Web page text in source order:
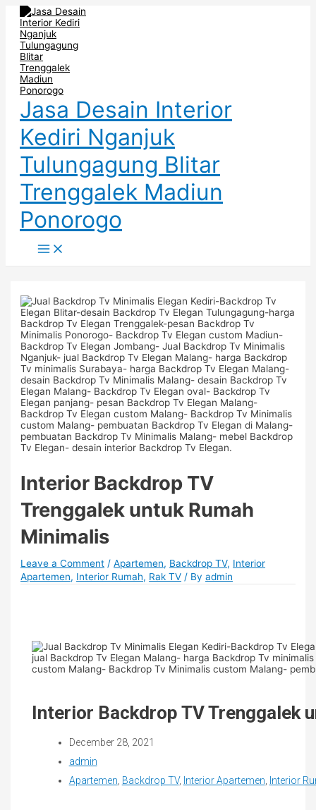
Skip
content
Jasa Desain Interior
Kediri Nganjuk
Tulungagung Blitar
Trenggalek Madiun
Ponorogo
Menu
Interior Backdrop TV
Trenggalek untuk Rumah
Minimalis
Leave a Comment /Apartemen, Backdrop TV, Interior
Apartemen, Interior Rumah, Rak TV / Byadmin
Interior Backdrop TV Trenggalek
December 28, 2021
admin
Apartemen Backdrop TV, Interior Apartemen Interior
Post
navigation